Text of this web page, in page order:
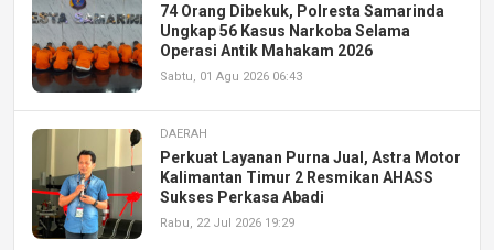
74 Orang Dibekuk, Polresta Samarinda
Ungkap 56 Kasus Narkoba Selama
Operasi Antik Mahakam 2026
Sabtu, 01 Agu 2026 06:43
DAERAH
Perkuat Layanan Purna Jual, Astra Motor
Kalimantan Timur 2 Resmikan AHASS
Sukses Perkasa Abadi
Rabu, 22 Jul 2026 19:29